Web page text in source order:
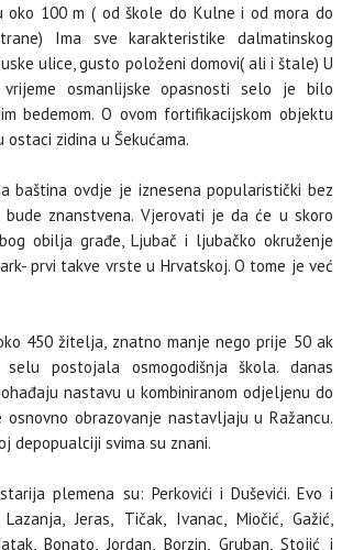
oko 100 m ( od škole do Kulne i od mora do
Ima sve karakteristike dalmatinskog
ulice, gusto položeni domovi( ali i štale) U
osmanlijske opasnosti selo je bilo
bedemom. O ovom fortifikacijskom objektu
ostaci zidina u Šekućama.
baština ovdje je iznesena popularistički bez
znanstvena. Vjerovati je da će u skoro
obilja građe, Ljubač i ljubačko okruženje
prvi takve vrste u Hrvatskoj. O tome je već
450 žitelja, znatno manje nego prije 50 ak
postojala osmogodišnja škola. danas
nastavu u kombiniranom odjeljenu do
osnovno obrazovanje nastavljaju u Ražancu.
depopualciji svima su znani.
plemena su: Perkovići i Duševići. Evo i
Jeras, Tičak, Ivanac, Miočić, Gažić,
Bonato, Jordan, Borzin, Gruban, Stojić i